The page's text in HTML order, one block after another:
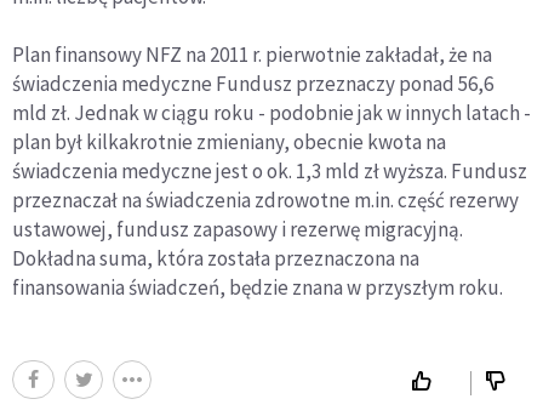
Plan finansowy NFZ na 2011 r. pierwotnie zakładał, że na
świadczenia medyczne Fundusz przeznaczy ponad 56,6
mld zł. Jednak w ciągu roku - podobnie jak w innych latach -
plan był kilkakrotnie zmieniany, obecnie kwota na
świadczenia medyczne jest o ok. 1,3 mld zł wyższa. Fundusz
przeznaczał na świadczenia zdrowotne m.in. część rezerwy
ustawowej, fundusz zapasowy i rezerwę migracyjną.
Dokładna suma, która została przeznaczona na
finansowania świadczeń, będzie znana w przyszłym roku.